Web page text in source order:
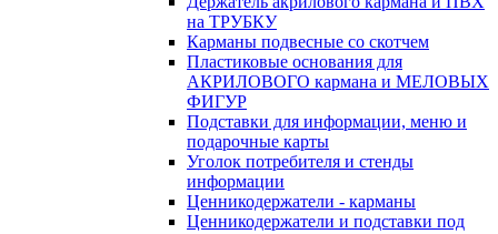
на ТРУБКУ
Карманы подвесные со скотчем
Пластиковые основания для
АКРИЛОВОГО кармана и МЕЛОВЫХ
ФИГУР
Подставки для информации, меню и
подарочные карты
Уголок потребителя и стенды
информации
Ценникодержатели - карманы
Ценникодержатели и подставки под